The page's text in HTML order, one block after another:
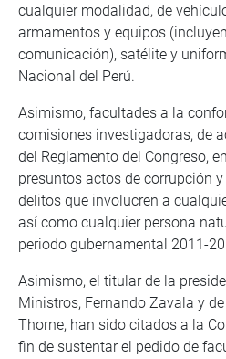
cualquier modalidad, de
armamentos y equipos
comunicación), satélite y
Nacional del Perú.
Asimismo, facultades a la
comisiones investigadoras, de
del Reglamento del Congreso,
presuntos actos de corrupción
delitos que involucren a
así como cualquier persona
periodo gubernamental 2011-
Asimismo, el titular de la
Ministros, Fernando Zavala y
Thorne, han sido citados a la
fin de sustentar el pedido de